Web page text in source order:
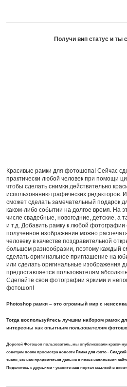
Получи вип статус и
Красивые рамки для фотошопа! Сейчас
практически любой человек при помощи
чтобы сделать снимки действительно
использованию графических
сможет сделать замечательный подарок
каком-либо событии на долгое время. На
числе свадебные, новогодние, детские, а
и т.д. Добавить рамку к любой
полученное изображение можно
человеку в качестве поздравительной
большом разнообразии, поэтому каждый
сделать оригинальное приглашение на
или сделать оригинальные изображения
предоставляется пользователям
Сделайте свои фотографии яркими и
фотошоп!
Photoshop рамки – это огромный мир с
Тогда воспользуйтесь лучшим набором рамок
интересны как опытным пользователям
Дорогой Фотошоп пользователь, мы опубликовали
советуем после просмотра новости Рамка для фото - Сладкий
знали, как нам продвигаться дальше в плане наполнения
Поделитесь с друзьями - укажите наш портал ссылкой в